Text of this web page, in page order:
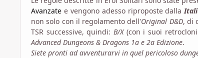
Avanzate e vengono adesso riproposte dalla
non solo con il regolamento dell'Original D&D, di
TSR successive, quindi: B/X (con i suoi
Advanced Dungeons & Dragons 1a e 2a Edizione.
Siete pronti ad avventurarvi in quel pericoloso